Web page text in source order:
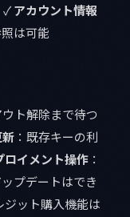
✓アカウント情報
は可能
ウト解除まで待つ
：既存キーの利
ロイメント操作 ：
プデートはでき
ジット購入機能は